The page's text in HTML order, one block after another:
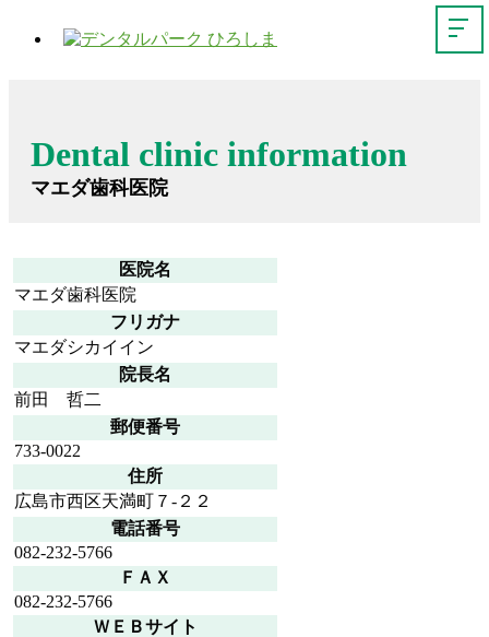
Dental clinic information
マエダ歯科医院
医院名
マエダ歯科医院
フリガナ
マエダシカイイン
院長名
前田 哲二
郵便番号
733-0022
住所
広島市西区天満町７-２２
電話番号
082-232-5766
ＦＡＸ
082-232-5766
ＷＥＢサイト